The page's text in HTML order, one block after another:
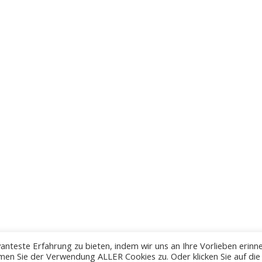
Erfahrung zu bieten, indem wir uns an Ihre Vorlieben
Sie der Verwendung ALLER Cookies zu. Oder klicken Sie auf die